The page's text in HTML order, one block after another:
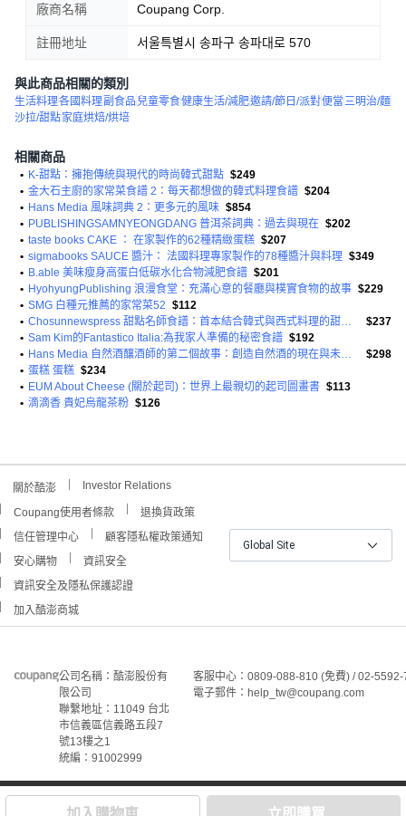
廠商名稱 Coupang Corp.
註冊地址 서울특별시 송파구 송파대로 570
與此商品相關的類別
生活料理各國料理副食品 兒童零食健康生活/減肥邀請/節日/派對便當 三明治/麵
沙拉/甜點家庭烘焙/烘培
相關商品
• K-甜點：擁抱傳統與現代的時尚韓式甜點 $249
• 金大石主廚的家常菜食譜 2：每天都想做的韓式料理食譜 $204
• Hans Media 風味詞典 2：更多元的風味 $854
• PUBLISHINGSAMNYEONGDANG 普洱茶詞典：過去與現在 $202
• taste books CAKE ： 在家製作的62種精緻蛋糕 $207
• sigmabooks SAUCE 醬汁： 法國料理專家製作的78種醬汁與料理 $349
• B.able 美味瘦身高蛋白低碳水化合物減肥食譜 $201
• HyohyungPublishing 浪漫食堂：充滿心意的餐廳與樸實食物的故事 $229
• SMG 白種元推薦的家常菜52 $112
•
$237
• Sam Kim的Fantastico Italia:為我家人準備的秘密食譜 $192
•
$298
• 蛋糕 蛋糕 $234
• EUM About Cheese (關於起司)：世界上最親切的起司圖畫書 $113
• 滴滴香 貴妃烏龍茶粉 $126
關於酷澎 Investor Relations
Coupang使用者條款
退換貨政策
信任管理中心
顧客隱私權政策通知
安心購物
資訊安全
資訊安全及隱私保護認證
加入酷澎商城
Global Site
公司名稱：酷澎股份有
限公司
聯繫地址：11049 台北
市信義區信義路五段7
號13樓之1
統編：91002999
客服中心：0809-088-810 (免費) / 02-
電子郵件：help_tw@coupang.com
©Coupang Taiwan Co., Ltd. 保留所有權利。
本網站上顯示的所有商標、標誌和服務標誌均為酷澎股份有